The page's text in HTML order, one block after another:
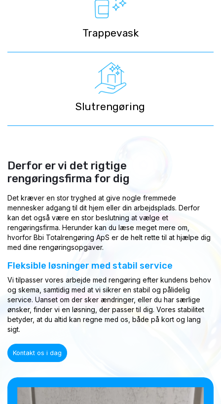
Trappevask
Slutrengøring
Derfor er vi det rigtige
rengøringsfirma for dig
Det kræver en stor tryghed at give nogle fremmede
mennesker adgang til dit hjem eller din arbejdsplads. Derfor
kan det også være en stor beslutning at vælge et
rengøringsfirma. Herunder kan du læse meget mere om,
hvorfor Bbi Totalrengøring ApS er de helt rette til at hjælpe dig
med dine rengøringsopgaver.
Fleksible løsninger med stabil service
Vi tilpasser vores arbejde med rengøring efter kundens behov
og skema, samtidig med at vi sikrer en stabil og pålidelig
service. Uanset om der sker ændringer, eller du har særlige
ønsker, finder vi en løsning, der passer til dig. Vores stabilitet
betyder, at du altid kan regne med os, både på kort og lang
sigt.
Kontakt os i dag